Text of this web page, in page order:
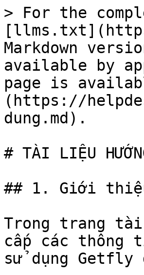
> For the
Markdown
available by
page is
(https://
dung.md).
# TÀI LIỆU
## 1. Giới
Trong trang
cấp các thông
sử dụng Getfly